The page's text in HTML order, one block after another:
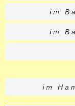
im
im
im